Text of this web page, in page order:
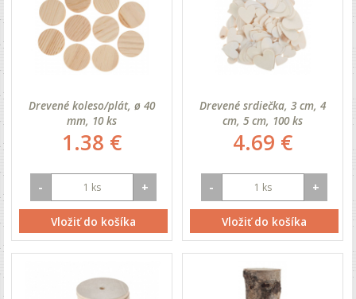
Drevené koleso/plát, ø 40
mm, 10 ks
1.38 €
- +
Vložiť do košíka
Drevené srdiečka, 3 cm, 4
cm, 5 cm, 100 ks
4.69 €
- +
Vložiť do košíka